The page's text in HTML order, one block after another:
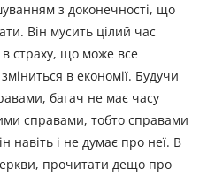
з доконечності, що
Він мусить цілий час
страху, що може все
в економії. Будучи
багач не має часу
справами, тобто справами
навіть і не думає про неї. В
прочитати дещо про